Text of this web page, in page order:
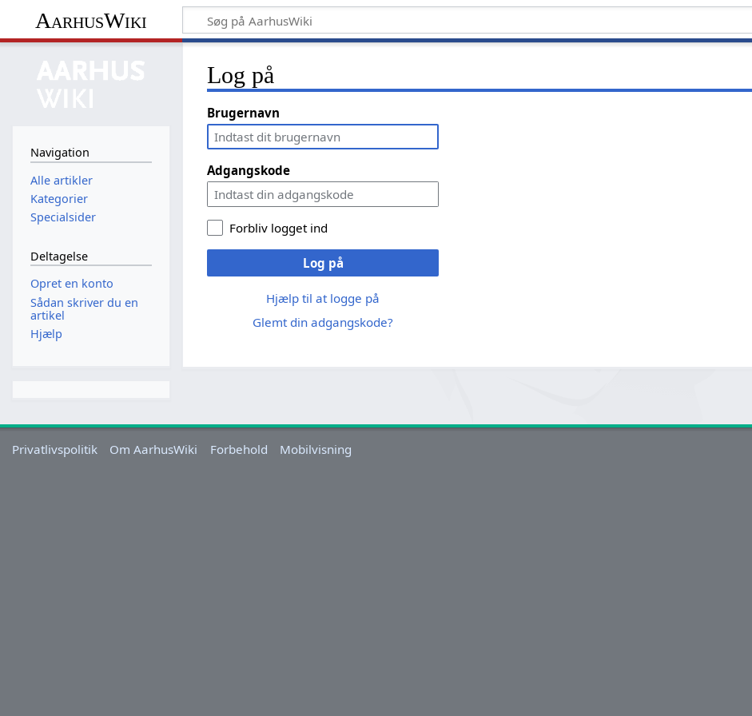
AarhusWiki
Log på
Brugernavn
Adgangskode
Forbliv logget ind
Log på
Hjælp til at logge på
Glemt din adgangskode?
Navigation
Alle artikler
Kategorier
Specialsider
Deltagelse
Opret en konto
Sådan skriver du en
artikel
Hjælp
Privatlivspolitik Om AarhusWiki Forbehold Mobilvisning